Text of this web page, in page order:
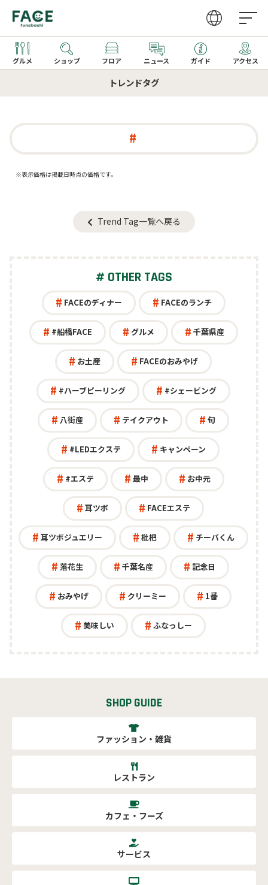
グルメ ショップ フロア ニュース ガイド アクセス
アクセス
レストラン
カフェ・フーズ
サービス
スクール・カルチャー
公共
オフィス
レストラン一覧
カフェ一覧
季節のメニュー
新着ギフト
トレンドタグ
※表示価格は掲載日時点の価格です。
Trend Tag一覧へ戻る
# OTHER TAGS
FACEのディナー FACEのランチ
#船橋FACE グルメ 千葉県産
お土産 FACEのおみやげ
#ハーブピーリング #シェービング
八街産 テイクアウト 旬
#LEDエクステ キャンペーン
#エステ 最中 お中元
耳ツボ FACEエステ
耳ツボジュエリー 枇杷 チーバくん
落花生 千葉名産 記念日
おみやげ クリーミー 1番
美味しい ふなっしー
SHOP GUIDE
ファッション・雑貨
レストラン
カフェ・フーズ
サービス